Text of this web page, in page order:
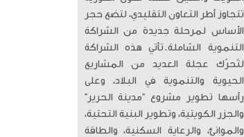
تتجاوز أطر التعاون التقليدي، لتضع حجر
الأساس لمرحلة جديدة من الشراكة
التنموية الشاملة. ​تأتي هذه الشراكة
لتُحرّك عجلة العديد من المشاريع
الحيوية والتنموية في البلاد، وعلى
رأسها تطوير مشروع “مدينة الحرير”
والجزر الكويتية، وتطوير البنية التحتية،
والموانئ، والرعاية السكنية، والطاقة